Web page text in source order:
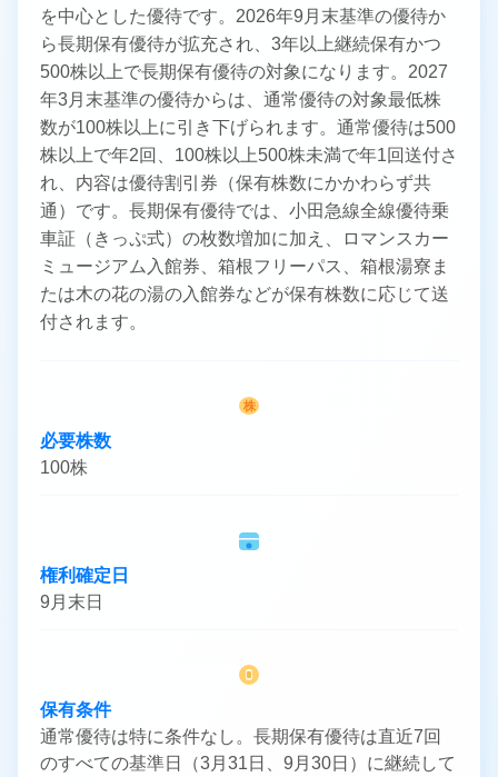
を中心とした優待です。2026年9月末基準の優待か
ら長期保有優待が拡充され、3年以上継続保有かつ
500株以上で長期保有優待の対象になります。2027
年3月末基準の優待からは、通常優待の対象最低株
数が100株以上に引き下げられます。通常優待は500
株以上で年2回、100株以上500株未満で年1回送付さ
れ、内容は優待割引券（保有株数にかかわらず共
通）です。長期保有優待では、小田急線全線優待乗
車証（きっぷ式）の枚数増加に加え、ロマンスカー
ミュージアム入館券、箱根フリーパス、箱根湯寮ま
たは木の花の湯の入館券などが保有株数に応じて送
付されます。
株
必要株数
100株
権利確定日
9月末日
保有条件
通常優待は特に条件なし。長期保有優待は直近7回
のすべての基準日（3月31日、9月30日）に継続して